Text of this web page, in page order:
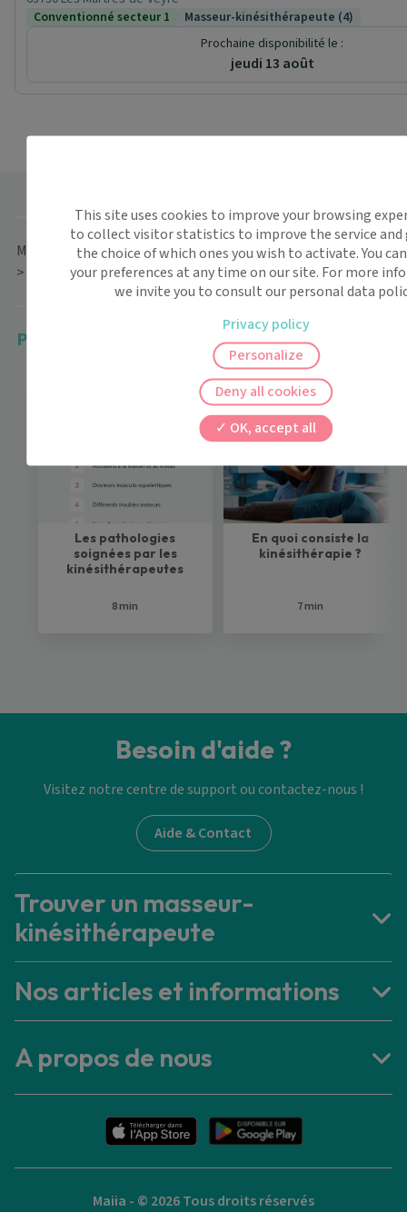
Conventionné secteur 1
Masseur-kinésithérapeute (4)
Prochaine disponibilité le :
jeudi 13 août
Maiia Masseur-kinésithérapeute>Auvergne-Rhône-Alpes
>
Puy-de-Dôme>Lempdes
Plus de contenus
Les pathologies
soignées par les
kinésithérapeutes
8 min
En quoi consiste la
kinésithérapie ?
7 min
Besoin d'aide ?
Visitez notre centre de support ou contactez-nous !
Aide & Contact
Trouver un masseur-
kinésithérapeute
Nos articles et informations
A propos de nous
Maiia - © 2026 Tous droits réservés
This site uses cookies to improve your browsing
to collect visitor statistics to improve the service and
the choice of which ones you wish to activate. You
your preferences at any time on our site. For more
we invite you to consult our personal data
OK, accept all
Deny all cookies
Personalize
Privacy policy